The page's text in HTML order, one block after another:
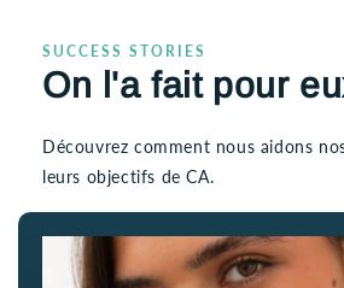
SUCCESS STORIES
On l'a fait pour
Découvrez comment nous aidons
leurs objectifs de CA.